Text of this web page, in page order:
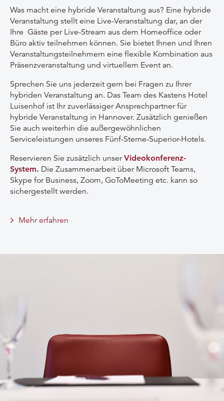
Was macht eine hybride Veranstaltung aus? Eine hybride
Veranstaltung stellt eine Live-Veranstaltung dar, an der
Ihre Gäste per Live-Stream aus dem Homeoffice oder
Büro aktiv teilnehmen können. Sie bietet Ihnen und Ihren
Veranstaltungsteilnehmern eine flexible Kombination aus
Präsenzveranstaltung und virtuellem Event an.
Sprechen Sie uns jederzeit gern bei Fragen zu Ihrer
hybriden Veranstaltung an. Das Team des Kastens Hotel
Luisenhof ist Ihr zuverlässiger Ansprechpartner für
hybride Veranstaltung in Hannover. Zusätzlich genießen
Sie auch weiterhin die außergewöhnlichen
Serviceleistungen unseres Fünf-Sterne-Superior-Hotels.
Reservieren Sie zusätzlich unserVideokonferenz-
System. Die Zusammenarbeit über Microsoft Teams,
Skype for Business, Zoom, GoToMeeting etc. kann so
sichergestellt werden.
Mehr erfahren